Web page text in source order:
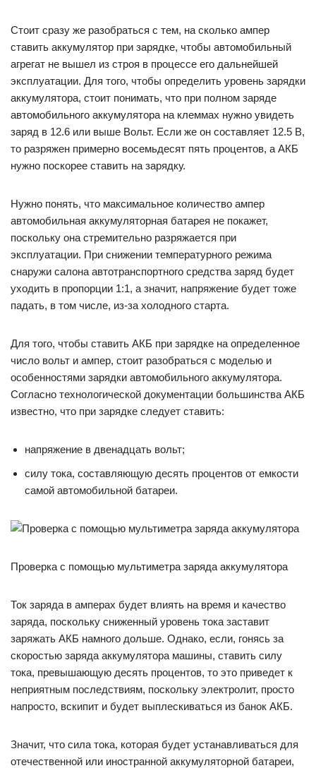
Стоит сразу же разобраться с тем, на сколько ампер
ставить аккумулятор при зарядке, чтобы автомобильный
агрегат не вышел из строя в процессе его дальнейшей
эксплуатации. Для того, чтобы определить уровень зарядки
аккумулятора, стоит понимать, что при полном заряде
автомобильного аккумулятора на клеммах нужно увидеть
заряд в 12.6 или выше Вольт. Если же он составляет 12.5 В,
то разряжен примерно восемьдесят пять процентов, а АКБ
нужно поскорее ставить на зарядку.
Нужно понять, что максимальное количество ампер
автомобильная аккумуляторная батарея не покажет,
поскольку она стремительно разряжается при
эксплуатации. При снижении температурного режима
снаружи салона автотранспортного средства заряд будет
уходить в пропорции 1:1, а значит, напряжение будет тоже
падать, в том числе, из-за холодного старта.
Для того, чтобы ставить АКБ при зарядке на определенное
число вольт и ампер, стоит разобраться с моделью и
особенностями зарядки автомобильного аккумулятора.
Согласно технологической документации большинства АКБ
известно, что при зарядке следует ставить:
напряжение в двенадцать вольт;
силу тока, составляющую десять процентов от емкости
самой автомобильной батареи.
Проверка с помощью мультиметра заряда аккумулятора
Ток заряда в амперах будет влиять на время и качество
заряда, поскольку сниженный уровень тока заставит
заряжать АКБ намного дольше. Однако, если, гонясь за
скоростью заряда аккумулятора машины, ставить силу
тока, превышающую десять процентов, то это приведет к
неприятным последствиям, поскольку электролит, просто
напросто, вскипит и будет выплескиваться из банок АКБ.
Значит, что сила тока, которая будет устанавливаться для
отечественной или иностранной аккумуляторной батареи,